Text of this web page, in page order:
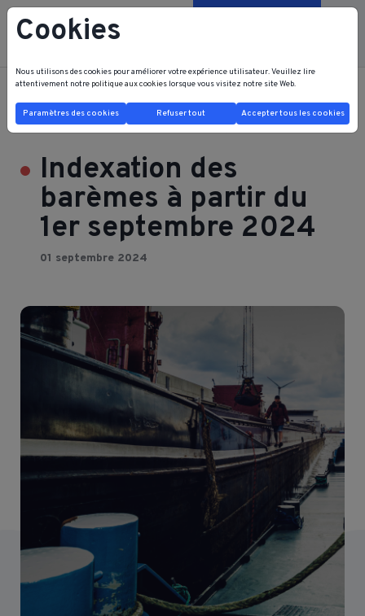
FRB FRI HOME
NOUVELLES
Indexation des barèmes à partir du 1er septembre 2024
Indexation des
barèmes à partir du
1er septembre 2024
01 septembre 2024
Cookies
Nous utilisons des cookies pour améliorer votre expérience utilisateur. Veuillez lire
attentivement notre politique aux cookies lorsque vous visitez notre site Web.
Paramètres des cookies Refuser tout Accepter tous les cookies